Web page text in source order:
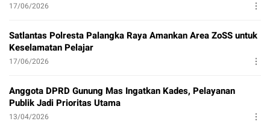
17/06/2026
Satlantas Polresta Palangka Raya Amankan Area ZoSS untuk
Keselamatan Pelajar
17/06/2026
Anggota DPRD Gunung Mas Ingatkan Kades, Pelayanan
Publik Jadi Prioritas Utama
13/04/2026